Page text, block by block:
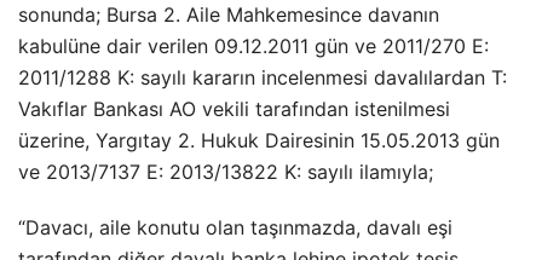
sonunda; Bursa 2. Aile Mahkemesince davanın
kabulüne dair verilen 09.12.2011 gün ve 2011/270 E:
2011/1288 K: sayılı kararın incelenmesi davalılardan T:
Vakıflar Bankası AO vekili tarafından istenilmesi
üzerine, Yargıtay 2. Hukuk Dairesinin 15.05.2013 gün
ve 2013/7137 E: 2013/13822 K: sayılı ilamıyla;
“Davacı, aile konutu olan taşınmazda, davalı eşi